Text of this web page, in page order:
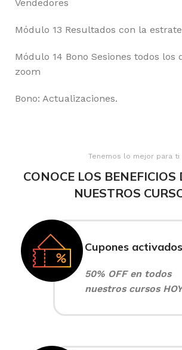
Vendedores
Módulo 13 Resultados con la
Módulo 14 Bono Sesiones todos los
zoom
Bono: Actualizaciones.
Tenemos lo mejor para ti
CONOCE LOS
NUESTROS
Cupones activados
50% OFF en todos
nuestros cursos HOY